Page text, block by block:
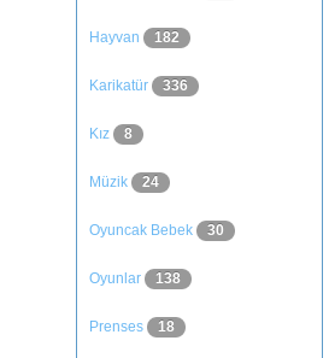
Hayvan 182
Karikatür 336
Kız 8
Müzik 24
Oyuncak Bebek 30
Oyunlar 138
Prenses 18